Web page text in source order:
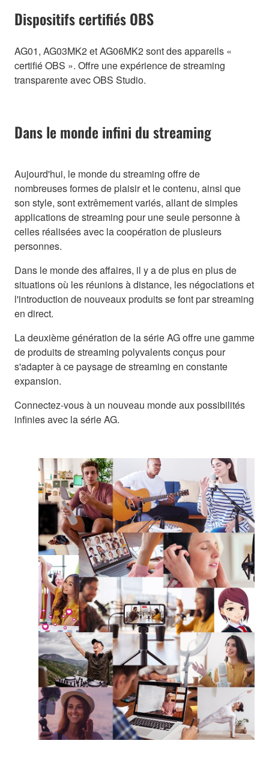
Dispositifs certifiés OBS
AG01, AG03MK2 et AG06MK2 sont des appareils «
certifié OBS ». Offre une expérience de streaming
transparente avec OBS Studio.
Dans le monde infini du streaming
Aujourd'hui, le monde du streaming offre de
nombreuses formes de plaisir et le contenu, ainsi que
son style, sont extrêmement variés, allant de simples
applications de streaming pour une seule personne à
celles réalisées avec la coopération de plusieurs
personnes.
Dans le monde des affaires, il y a de plus en plus de
situations où les réunions à distance, les négociations et
l'introduction de nouveaux produits se font par streaming
en direct.
La deuxième génération de la série AG offre une gamme
de produits de streaming polyvalents conçus pour
s'adapter à ce paysage de streaming en constante
expansion.
Connectez-vous à un nouveau monde aux possibilités
infinies avec la série AG.